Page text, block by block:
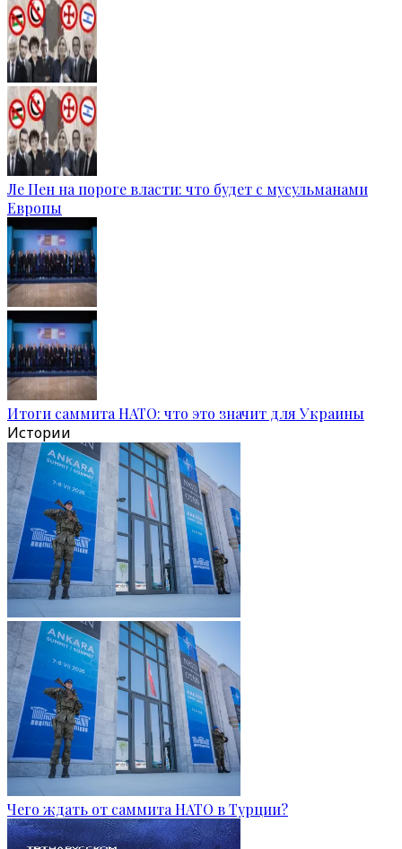
Ле Пен на пороге власти: что будет с мусульманами
Европы
Итоги саммита НАТО: что это значит для Украины
Истории
Чего ждать от саммита НАТО в Турции?